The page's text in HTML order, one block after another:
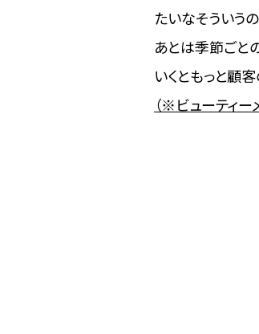
たいなそういう
あとは季節ごと
いくともっと顧
（※ビューティ